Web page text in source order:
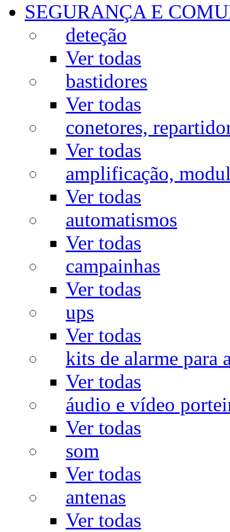
SEGURANÇA E
deteção
Ver todas
bastidores
Ver todas
conetores,
Ver todas
amplificação,
Ver todas
automatismos
Ver todas
campainhas
Ver todas
ups
Ver todas
kits de alarme para
Ver todas
áudio e vídeo
Ver todas
som
Ver todas
antenas
Ver todas